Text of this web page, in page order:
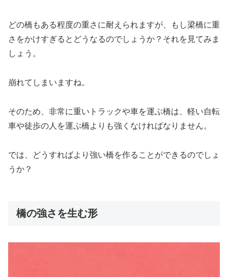
どの橋もある程度の重さに耐えられますが、もし梁橋に重
さをかけすぎるとどうなるのでしょうか？それを見てみま
しょう。
崩れてしまいますね。
そのため、非常に重いトラックや車を運ぶ橋は、軽い自転
車や徒歩の人を運ぶ橋よりも強くなければなりません。
では、どうすればより強い橋を作ることができるのでしょ
うか？
橋の強さを生む形